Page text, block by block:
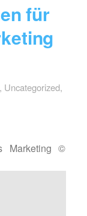
für
Uncategorized,
Marketing ©